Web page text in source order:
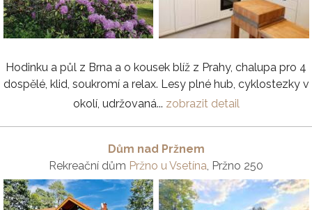
Hodinku a půl z Brna a o kousek blíž z Prahy, chalupa pro 4
dospělé, klid, soukromí a relax. Lesy plné hub, cyklostezky v
okolí, udržovaná... zobrazit detail
Dům nad Pržnem
Rekreační dům Pržno u Vsetína, Pržno 250